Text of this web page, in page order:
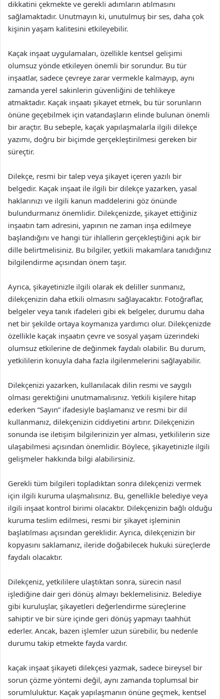
dikkatini çekmekte ve gerekli adımların atılmasını
sağlamaktadır. Unutmayın ki, unutulmuş bir ses, daha çok
kişinin yaşam kalitesini etkileyebilir.
Kaçak inşaat uygulamaları, özellikle kentsel gelişimi
olumsuz yönde etkileyen önemli bir sorundur. Bu tür
inşaatlar, sadece çevreye zarar vermekle kalmayıp, aynı
zamanda yerel sakinlerin güvenliğini de tehlikeye
atmaktadır. Kaçak inşaatı şikayet etmek, bu tür sorunların
önüne geçebilmek için vatandaşların elinde bulunan önemli
bir araçtır. Bu sebeple, kaçak yapılaşmalarla ilgili dilekçe
yazımı, doğru bir biçimde gerçekleştirilmesi gereken bir
süreçtir.
Dilekçe, resmi bir talep veya şikayet içeren yazılı bir
belgedir. Kaçak inşaat ile ilgili bir dilekçe yazarken, yasal
haklarınızı ve ilgili kanun maddelerini göz önünde
bulundurmanız önemlidir. Dilekçenizde, şikayet ettiğiniz
inşaatın tam adresini, yapının ne zaman inşa edilmeye
başlandığını ve hangi tür ihlallerin gerçekleştiğini açık bir
dille belirtmelisiniz. Bu bilgiler, yetkili makamlara tanıdığınız
bilgilendirme açısından önem taşır.
Ayrıca, şikayetinizle ilgili olarak ek deliller sunmanız,
dilekçenizin daha etkili olmasını sağlayacaktır. Fotoğraflar,
belgeler veya tanık ifadeleri gibi ek belgeler, durumu daha
net bir şekilde ortaya koymanıza yardımcı olur. Dilekçenizde
özellikle kaçak inşaatın çevre ve sosyal yaşam üzerindeki
olumsuz etkilerine de değinmek faydalı olabilir. Bu durum,
yetkililerin konuyla daha fazla ilgilenmelerini sağlayabilir.
Dilekçenizi yazarken, kullanılacak dilin resmi ve saygılı
olması gerektiğini unutmamalısınız. Yetkili kişilere hitap
ederken “Sayın” ifadesiyle başlamanız ve resmi bir dil
kullanmanız, dilekçenizin ciddiyetini artırır. Dilekçenizin
sonunda ise iletişim bilgilerinizin yer alması, yetkililerin size
ulaşabilmesi açısından önemlidir. Böylece, şikayetinizle ilgili
gelişmeler hakkında bilgi alabilirsiniz.
Gerekli tüm bilgileri topladıktan sonra dilekçenizi vermek
için ilgili kuruma ulaşmalısınız. Bu, genellikle belediye veya
ilgili inşaat kontrol birimi olacaktır. Dilekçenizin bağlı olduğu
kuruma teslim edilmesi, resmi bir şikayet işleminin
başlatılması açısından gereklidir. Ayrıca, dilekçenizin bir
kopyasını saklamanız, ileride doğabilecek hukuki süreçlerde
faydalı olacaktır.
Dilekçeniz, yetkililere ulaştıktan sonra, sürecin nasıl
işlediğine dair geri dönüş almayı beklemelisiniz. Belediye
gibi kuruluşlar, şikayetleri değerlendirme süreçlerine
sahiptir ve bir süre içinde geri dönüş yapmayı taahhüt
ederler. Ancak, bazen işlemler uzun sürebilir, bu nedenle
durumu takip etmekte fayda vardır.
kaçak inşaat şikayeti dilekçesi yazmak, sadece bireysel bir
sorun çözme yöntemi değil, aynı zamanda toplumsal bir
sorumluluktur. Kaçak yapılaşmanın önüne geçmek, kentsel